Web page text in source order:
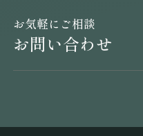
お気軽にご相談
お問い合わせ